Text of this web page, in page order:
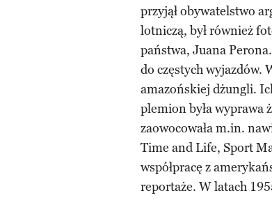
przyjął obywatelstwo
lotniczą, był również
państwa, Juana
do częstych wyjazdów.
amazońskiej dżungli.
plemion była wyprawa
zaowocowała m.in.
Time and Life, Sport
współpracę z
reportaże. W latach